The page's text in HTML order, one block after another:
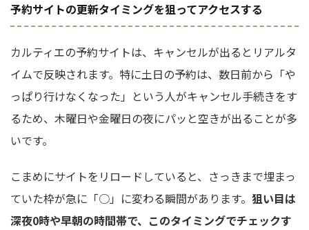
予約サイトの更新タイミングを狙ってアクセスする
カルティエの予約サイトは、キャンセルが出るとリアルタ
イムで反映されます。特に土日の予約は、数日前から「や
っぱり行けなくなった」という人がキャンセル手続きをす
るため、木曜日や金曜日の夜にパッと空きが出ることが多
いです。
こまめにサイトをリロードしていると、さっきまで埋まっ
ていた枠が急に「○」に変わる瞬間があります。 狙い目は
深夜0時や早朝の時間帯で、このタイミングでチェックす